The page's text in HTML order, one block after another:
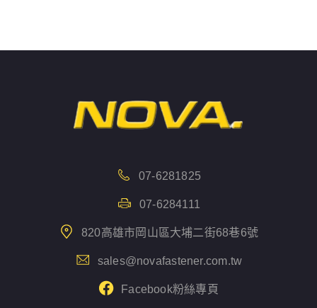
07-6281825
07-6284111
820高雄市岡山區大埔二街68巷6號
sales@novafastener.com.tw
Facebook粉絲專頁